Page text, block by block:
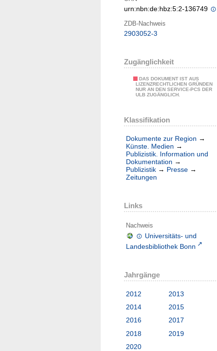
urn:nbn:de:hbz:5:2-136749
ZDB-Nachweis
2903052-3
Zugänglichkeit
DAS DOKUMENT IST AUS
LIZENZRECHTLICHEN GRÜNDEN
NUR AN DEN SERVICE-PCS DER
ULB ZUGÄNGLICH.
Klassifikation
Dokumente zur Region →
Künste. Medien →
Publizistik. Information und
Dokumentation →
Publizistik → Presse →
Zeitungen
Links
Nachweis
Universitäts- und
Landesbibliothek Bonn
Jahrgänge
2012
2013
2014
2015
2016
2017
2018
2019
2020